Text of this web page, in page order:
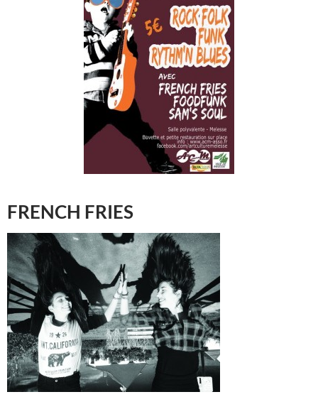
FRENCH FRIES